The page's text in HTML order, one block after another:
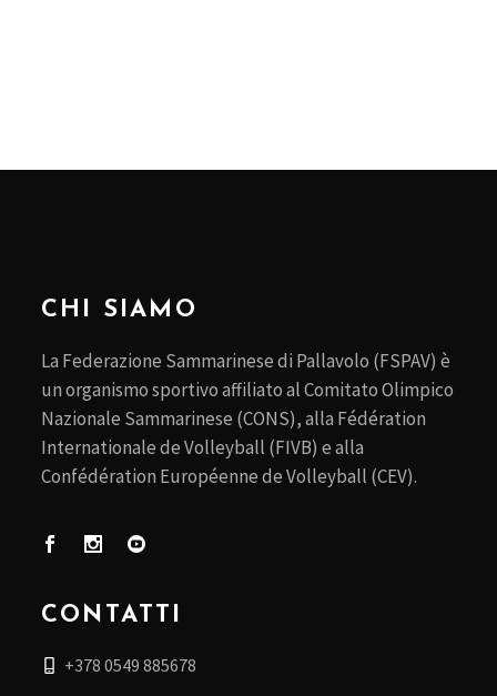
CHI SIAMO
La Federazione Sammarinese di Pallavolo (FSPAV) è
un organismo sportivo affiliato al Comitato Olimpico
Nazionale Sammarinese (CONS), alla Fédération
Internationale de Volleyball (FIVB) e alla
Confédération Européenne de Volleyball (CEV).
CONTATTI
+378 0549 885678